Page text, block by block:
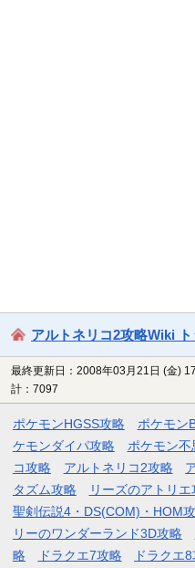
アルトネリコ2攻略Wiki
最終更新日：2008年03月21日 (金)
計：7097
ポケモンHGSS攻略 ポケモン
ケモンダイパ攻略
ポケモン
コ攻略
アルトネリコ2攻略
タズム攻略
リーズのアトリエ
聖剣伝説4・DS(COM)・HOM
リーのワンダーランド3D攻略
略
ドラクエ7攻略 ドラクエ